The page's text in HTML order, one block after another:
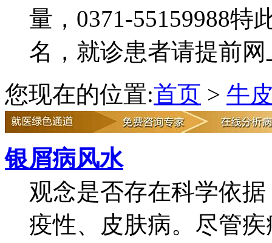
量，0371-55159988特
名，就诊患者请提前
您现在的位置:首页 > 牛
银屑病风水
观念是否存在科学依
疫性、皮肤病。尽管